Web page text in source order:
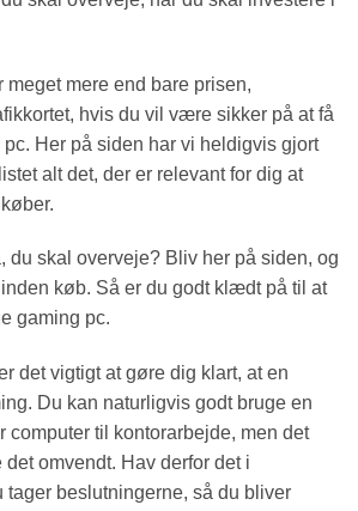
mere end bare prisen,
hvis du vil være sikker på at få
Her på siden har vi heldigvis gjort
alt det, der er relevant for dig at
du skal overveje? Bliv her på siden, og
køb. Så er du godt klædt på til at
gaming pc.
det vigtigt at gøre dig klart, at en
Du kan naturligvis godt bruge en
computer til kontorarbejde, men det
omvendt. Hav derfor det i
tager beslutningerne, så du bliver